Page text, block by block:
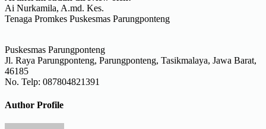
Ai Nurkamila, A.md. Kes.
Tenaga Promkes Puskesmas Parungponteng
Puskesmas Parungponteng
Jl. Raya Parungponteng, Parungponteng, Tasikmalaya, Jawa Barat,
46185
No. Telp: 087804821391
Author Profile